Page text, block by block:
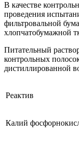
В качестве
проведения
фильтровальной
хлопчатобумажной
Питательный
контрольных
дистиллированной
Реактив
Калий